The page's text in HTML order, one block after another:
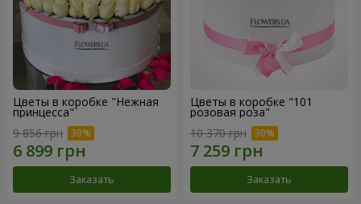
Цветы в коробке "Нежная
принцесса"
9 856 грн
Заказать
Цветы в коробке "101
розовая роза"
10 370 грн
Заказать